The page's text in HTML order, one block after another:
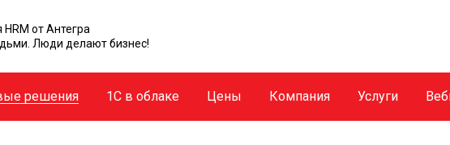
от Антегра
Люди делают бизнес!
решения 1С в облаке Цены Компания Услуги